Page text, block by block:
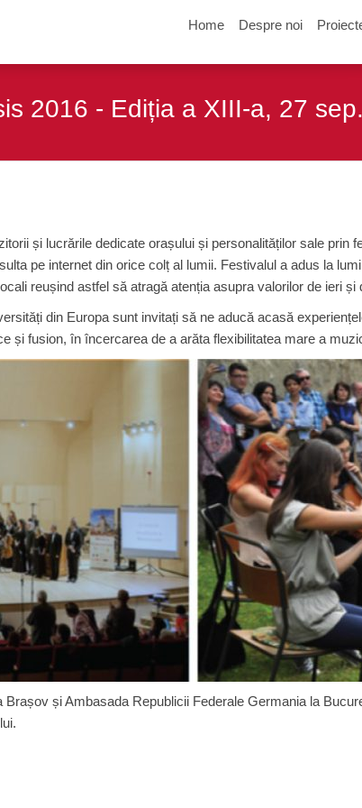
Home Despre noi
2016 - Ediția a XIII-a, 27
și lucrările dedicate orașului și personalităților sale prin
pe internet din orice colț al lumii. Festivalul a adus la
reușind astfel să atragă atenția asupra valorilor de ieri și
din Europa sunt invitați să ne aducă acasă
și fusion, în încercarea de a arăta flexibilitatea mare a
și Ambasada Republicii Federale Germania la